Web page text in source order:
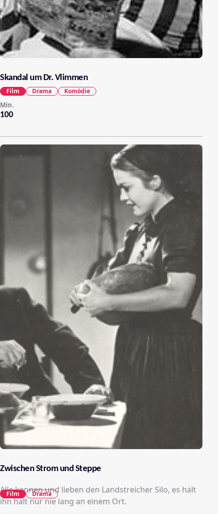
Skandal um Dr. Vlimmen
100
Min.
Film Drama Komödie
Zwischen Strom und Steppe
Alle kennen und lieben den Landstreicher Silo, es hält
ihn halt nur nie lang an einem Ort.
Film Drama